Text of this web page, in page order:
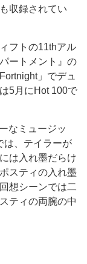
収録されてい
フトの11thアル
ートメント』の
」でデュ
5月にHot 100で
なミュージッ
は、テイラーが
は入れ墨だらけ
スティの入れ墨
想シーンでは二
ティの両腕の中